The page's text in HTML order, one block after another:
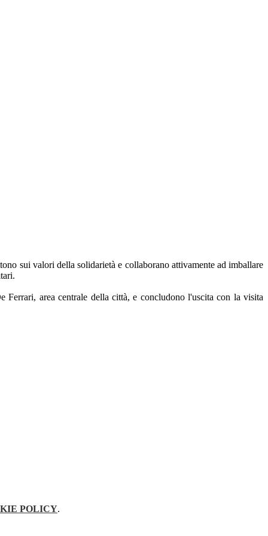
sui valori della solidarietà e collaborano attivamente ad imballare
area centrale della città, e concludono l'uscita con la visita
POLICY.